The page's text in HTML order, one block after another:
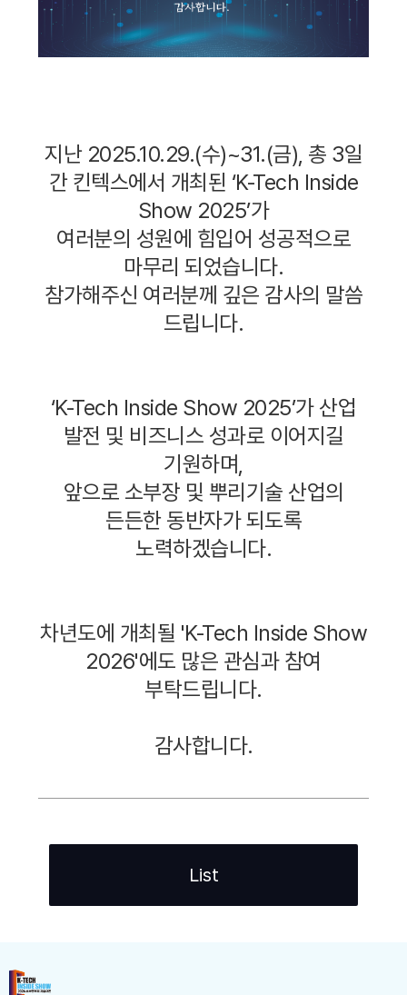
지난 2025.10.29.(수)~31.(금), 총 3일
간 킨텍스에서 개최된 ‘K-Tech Inside
Show 2025’가
여러분의 성원에 힘입어 성공적으로
마무리 되었습니다.
참가해주신 여러분께 깊은 감사의 말씀
드립니다.
‘K-Tech Inside Show 2025’가 산업
발전 및 비즈니스 성과로 이어지길
기원하며,
앞으로 소부장 및 뿌리기술 산업의
든든한 동반자가 되도록
노력하겠습니다.
차년도에 개최될 'K-Tech Inside Show
2026'에도 많은 관심과 참여
부탁드립니다.
감사합니다.
List